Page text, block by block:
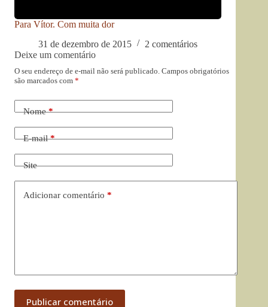
Para Vítor. Com muita dor
31 de dezembro de 2015
2 comentários
Deixe um comentário
O seu endereço de e-mail não será publicado. Campos obrigatórios
são marcados com *
Nome*
E-mail*
Site
Adicionar comentário *
Publicar comentário